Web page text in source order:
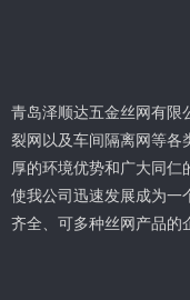
青岛泽顺达五金丝网有限
裂网以及车间隔离网等各
厚的环境优势和广大同仁
使我公司迅速发展成为一
齐全、可多种丝网产品的